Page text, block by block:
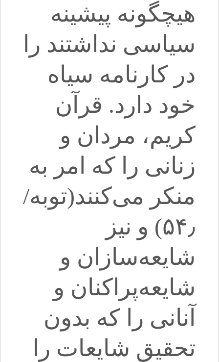
هیچگونه پیشینه
سیاسی نداشتند را
در کارنامه سیاه
خود دارد. قرآن
کریم، مردان و
زنانی را که امر به
منکر می‌کنند(توبه/
۵۴٫) و نیز
شایعه‌سازان و
شایعه‌پراکنان و
آنانی را که بدون
تحقیق شایعات را